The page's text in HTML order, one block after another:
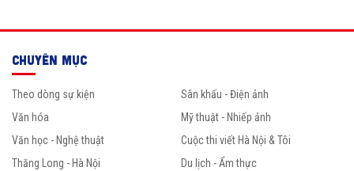
CHUYÊN MỤC
Theo dòng sự kiện
Văn hóa
Văn học - Nghệ thuật
Thăng Long - Hà Nội
Sân khấu - Điện ảnh
Mỹ thuật - Nhiếp ảnh
Cuộc thi viết Hà Nội & Tôi
Du lịch - Ẩm thực